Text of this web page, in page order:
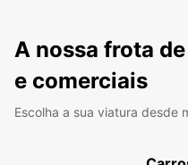
A nossa frota
e comerciais
Escolha a sua viatura desde